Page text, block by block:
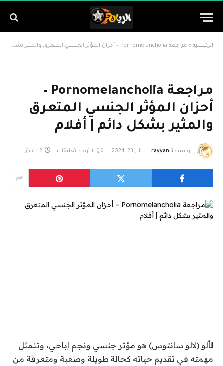
الرئيسية » مراجعة Pornomelancholia – أحزان المؤثر الجنسي المتعرق والمثير بشكل دائم | أفلام
مراجعة Pornomelancholia –
أحزان المؤثر الجنسي المتعرق
والمثير بشكل دائم | أفلام
بواسطة rayyan يناير 23, 2024 لا توجد تعليقات 2 دقائق
لألو (لالو سانتوس) هو مؤثر جنسي ونجم إباحي، وتتمثل
مهمته في تقديم حياته كحالة طويلة وصعبة ومتعرقة من